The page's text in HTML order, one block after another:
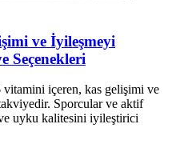
ve İyileşmeyi
Seçenekleri
içeren, kas gelişimi ve
Sporcular ve aktif
ve uyku kalitesini iyileştirici